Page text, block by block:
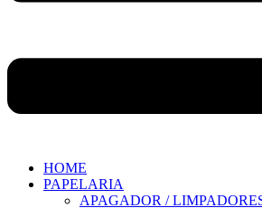
HOME
PAPELARIA
APAGADOR /